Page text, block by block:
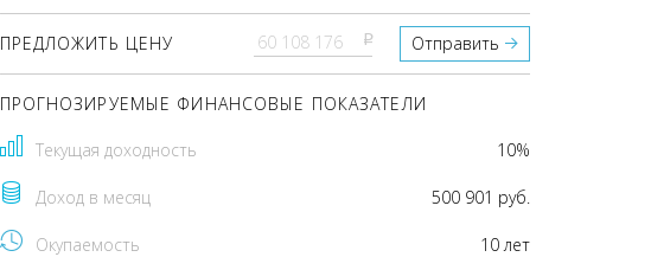
ПРЕДЛОЖИТЬ ЦЕНУ pуб Отправить
ПРОГНОЗИРУЕМЫЕ ФИНАНСОВЫЕ ПОКАЗАТЕЛИ
Текущая доходность 10%
Доход в месяц 500 901 руб.
Окупаемость 10 лет